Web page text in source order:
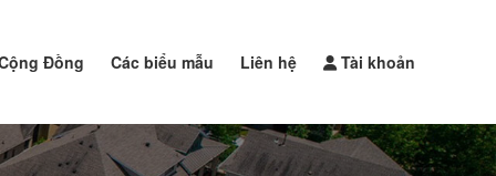
Đồng Các biểu mẫu Liên hệ Tài khoản
Đăng tin